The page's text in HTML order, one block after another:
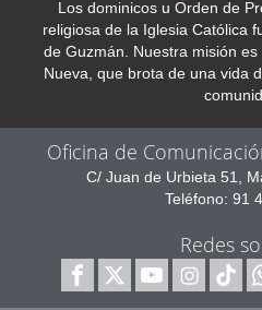
Los dominicos u Orden de
religiosa de la Iglesia Católica
de Guzmán. Nuestra misión
Nueva, que brota de una vida
Oficina de
C/ Juan de Urbieta 51,
Teléfono: 91
Redes